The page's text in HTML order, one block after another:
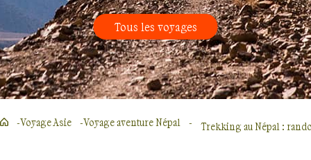
Tous les voyages
Voyage Asie Voyage aventure Népal Trekking au Népal :